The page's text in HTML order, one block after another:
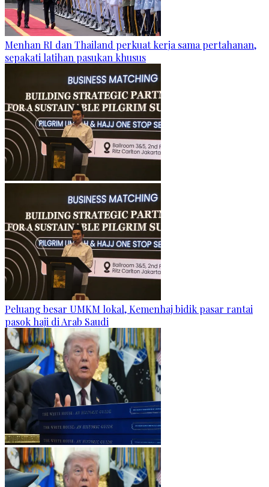
Menhan RI dan Thailand perkuat kerja sama pertahanan,
sepakati latihan pasukan khusus
Peluang besar UMKM lokal, Kemenhaj bidik pasar rantai
pasok haji di Arab Saudi